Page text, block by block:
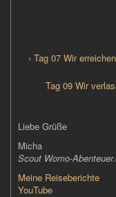
‹ Tag 07 Wir
Tag 09 Wir
Liebe Grüße
Micha
Scout Womo-
Meine Reiseberichte
YouTube